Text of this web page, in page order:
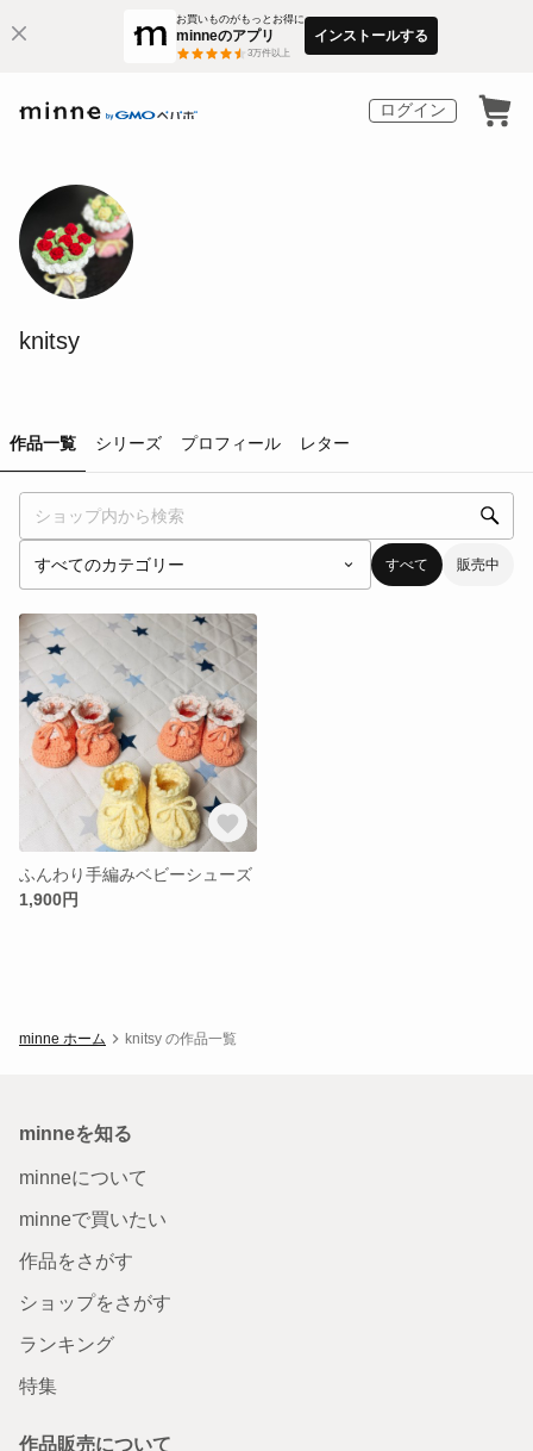
お買いものがもっとお得に
minneのアプリ
3万件以上
インストールする
ログイン
knitsy
作品一覧 シリーズ プロフィール レター
すべて 販売中
ふんわり手編みベビーシューズ
1,900円
minne ホーム knitsy の作品一覧
minneを知る
minneについて
minneで買いたい
作品をさがす
ショップをさがす
ランキング
特集
作品販売について